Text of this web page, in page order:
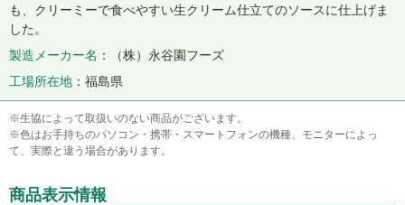
も、クリーミーで食べやすい生クリーム仕立てのソースに仕上げま
した。
製造メーカー名
（株）永谷園フーズ
工場所在地
福島県
※生協によって取扱いのない商品がございます。
※色はお手持ちのパソコン・携帯・スマートフォンの機種、モニターによっ
て、実際と違う場合があります。
商品表示情報